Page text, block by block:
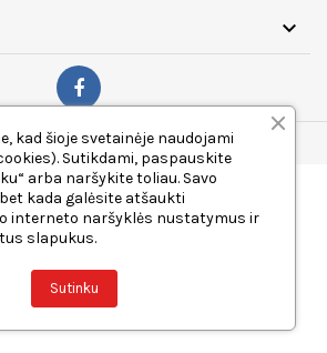

Visos teisės saugomos.
kad šioje svetainėje naudojami
Sutikdami, paspauskite
arba naršykite toliau. Savo
kada galėsite atšaukti
interneto naršyklės nustatymus ir
slapukus.
Sutinku